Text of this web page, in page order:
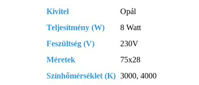
Kivitel
Opál
Teljesítmény (W)
8 Watt
Feszültség (V)
230V
Méretek
75x28
Színhőmérséklet (K) 3000, 4000